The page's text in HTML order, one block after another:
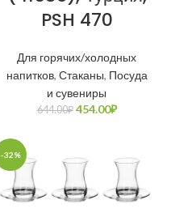
PSH 470
Для горячих/холодных
напитков, Стаканы, Посуда
и сувениры
644.00₽ 454.00₽
-32%